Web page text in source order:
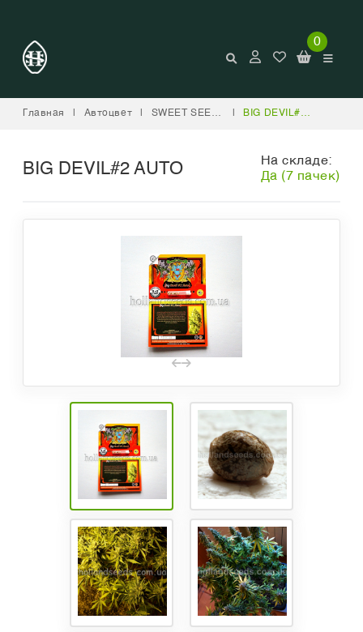
0
Главная Автоцвет SWEET SEEDS BIG DEVIL#2 AUTO
BIG DEVIL#2 AUTO
На складе:
Да (7 пачек)